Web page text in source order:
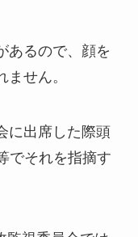
あるので、顔を
せん。
に出席した際頭
でそれを指摘す